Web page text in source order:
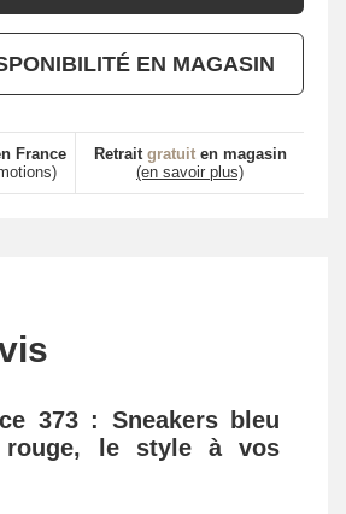
EN MAGASIN
France
Retrait gratuiten magasin
(en savoir plus)
373 : Sneakers bleu
rouge, le style à vos